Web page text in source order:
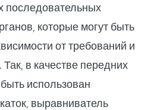
последовательных
которые могут быть
от требований и
в качестве передних
использован
выравниватель